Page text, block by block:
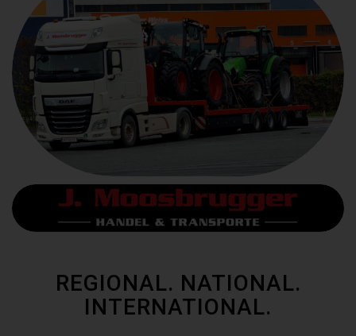
REGIONAL. NATIONAL.
INTERNATIONAL.